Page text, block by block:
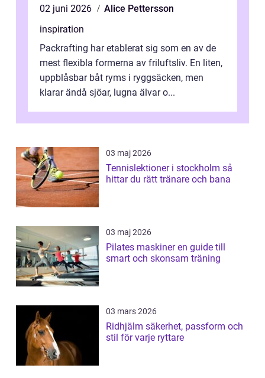
02 juni 2026
Alice Pettersson
inspiration
Packrafting har etablerat sig som en av de
mest flexibla formerna av friluftsliv. En liten,
uppblåsbar båt ryms i ryggsäcken, men
klarar ändå sjöar, lugna älvar o...
03 maj 2026
Tennislektioner i stockholm så
hittar du rätt tränare och bana
03 maj 2026
Pilates maskiner en guide till
smart och skonsam träning
03 mars 2026
Ridhjälm säkerhet, passform och
stil för varje ryttare